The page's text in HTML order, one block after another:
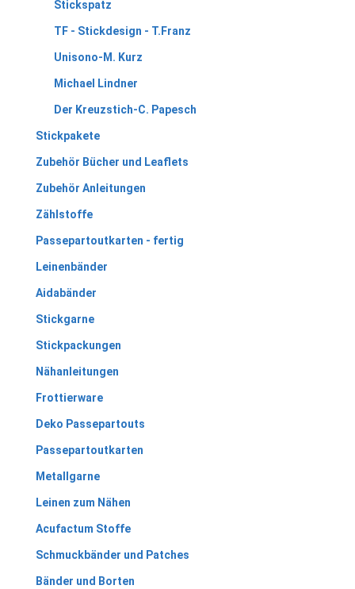
Stickspatz
TF - Stickdesign - T.Franz
Unisono-M. Kurz
Michael Lindner
Der Kreuzstich-C. Papesch
Stickpakete
Zubehör Bücher und Leaflets
Zubehör Anleitungen
Zählstoffe
Passepartoutkarten - fertig
Leinenbänder
Aidabänder
Stickgarne
Stickpackungen
Nähanleitungen
Frottierware
Deko Passepartouts
Passepartoutkarten
Metallgarne
Leinen zum Nähen
Acufactum Stoffe
Schmuckbänder und Patches
Bänder und Borten